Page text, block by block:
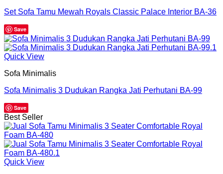
Set Sofa Tamu Mewah Royals Classic Palace Interior BA-36
Save
Quick View
Sofa Minimalis
Sofa Minimalis 3 Dudukan Rangka Jati Perhutani BA-99
Save
Best Seller
Quick View